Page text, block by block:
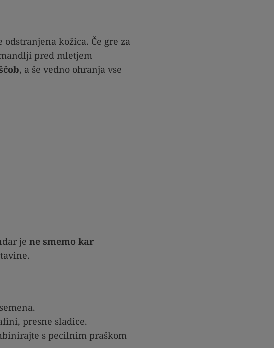
kožica. Če gre za
pred mletjem
, a še vedno ohranja vse
je ne smemo kar
presne sladice.
s pecilnim praškom